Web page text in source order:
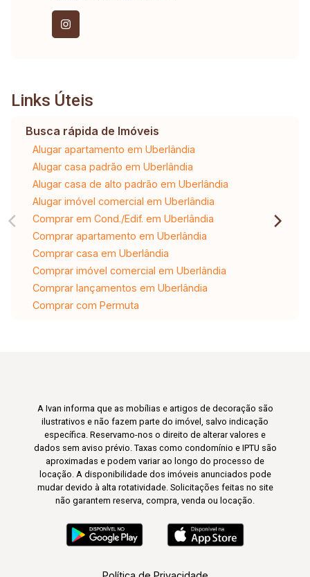
Links Úteis
Busca rápida de Imóveis
Alugar apartamento em Uberlândia
Alugar casa padrão em Uberlândia
Alugar casa de alto padrão em Uberlândia
Alugar imóvel comercial em Uberlândia
Comprar em Cond./Edif. em Uberlândia
Comprar apartamento em Uberlândia
Comprar casa em Uberlândia
Comprar imóvel comercial em Uberlândia
Comprar lançamentos em Uberlândia
Comprar com Permuta
A Ivan informa que as mobílias e artigos de decoração são
ilustrativos e não fazem parte do imóvel, salvo indicação
específica. Reservamo-nos o direito de alterar valores e
dados sem aviso prévio. Taxas como condomínio e IPTU são
aproximadas e podem variar ao longo do processo de
locação. A disponibilidade dos imóveis anunciados pode
mudar devido à alta rotatividade. Solicitações feitas no site
não garantem reserva, compra, venda ou locação.